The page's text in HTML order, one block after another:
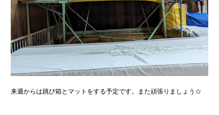
来週からは跳び箱とマットをする予定です。また頑張りましょう☆